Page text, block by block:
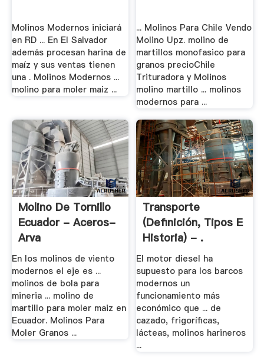
Molinos Modernos iniciará
en RD ... En El Salvador
además procesan harina de
maíz y sus ventas tienen
una . Molinos Modernos ...
molino para moler maiz ...
... Molinos Para Chile Vendo
Molino Upz. molino de
martillos monofasico para
granos precioChile
Trituradora y Molinos
molino martillo ... molinos
modernos para ...
Molino De Tornillo
Ecuador - Aceros-
Arva
En los molinos de viento
modernos el eje es ...
molinos de bola para
mineria ... molino de
martillo para moler maiz en
Ecuador. Molinos Para
Moler Granos ...
Transporte
(definición, Tipos E
Historia) - .
El motor diesel ha
supuesto para los barcos
modernos un
funcionamiento más
económico que ... de
cazado, frigoríficas,
lácteas, molinos harineros
...